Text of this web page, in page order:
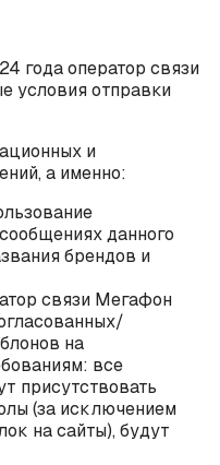
года оператор связи
условия отправки
и
а именно:
данного
брендов и
связи Мегафон
на
все
присутствовать
(за исключением
на сайты), будут